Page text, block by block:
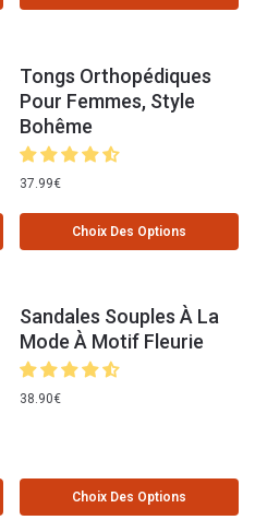
Tongs Orthopédiques
Pour Femmes, Style
Bohême
37.99€
Choix Des Options
Sandales Souples À La
Mode À Motif Fleurie
38.90€
Choix Des Options